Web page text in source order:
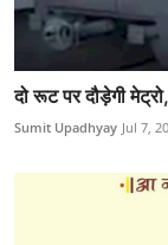
दो रूट पर दौड़ेगी
Sumit Upadhyay Jul 7,